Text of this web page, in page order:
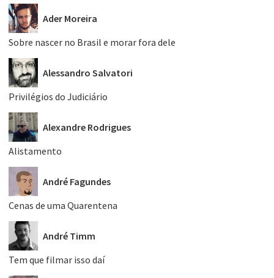
Ader Moreira
Sobre nascer no Brasil e morar fora dele
Alessandro Salvatori
Privilégios do Judiciário
Alexandre Rodrigues
Alistamento
André Fagundes
Cenas de uma Quarentena
André Timm
Tem que filmar isso daí